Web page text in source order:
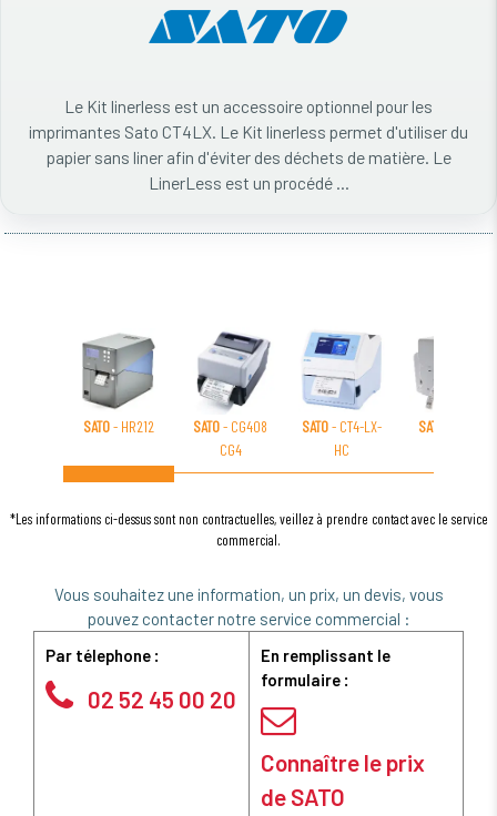
Le Kit linerless est un accessoire optionnel pour les
imprimantes Sato CT4LX. Le Kit linerless permet d'utiliser du
papier sans liner afin d'éviter des déchets de matière. Le
LinerLess est un procédé ...
SATO- HR212 SATO- CG408
CG4
SATO- CT4-LX-
HC
SATO
*Les informations ci-dessus sont non contractuelles, veillez à prendre contact avec le service
commercial.
Vous souhaitez une information, un prix, un devis, vous
pouvez contacter notre service commercial :
Par télephone :
02 52 45 00 20
En remplissant le
formulaire :
Connaître le prix
de SATO